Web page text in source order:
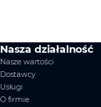
Nasza działalność
Nasze wartości
Dostawcy
Usługi
O firmie